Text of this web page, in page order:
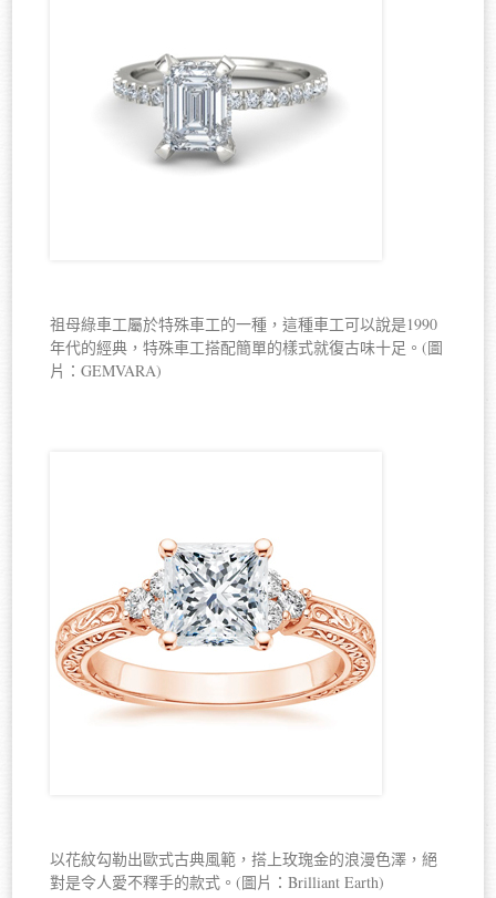
祖母綠車工屬於特殊車工的一種，這種車工可以說是1990
年代的經典，特殊車工搭配簡單的樣式就復古味十足。(圖
片：GEMVARA)
以花紋勾勒出歐式古典風範，搭上玫瑰金的浪漫色澤，絕
對是令人愛不釋手的款式。(圖片：Brilliant Earth)